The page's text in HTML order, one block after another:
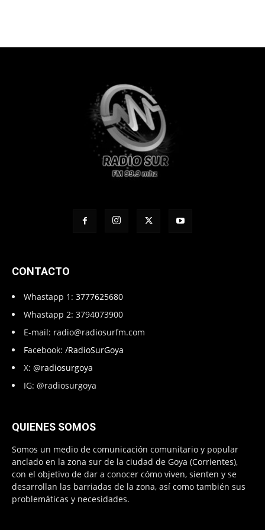
CONTACTO
Whastapp 1: 3777625680
Whastapp 2: 3794073900
E-mail: radio@radiosurfm.com
Facebook: /RadioSurGoya
X: @radiosurgoya
IG: @radiosurgoya
QUIENES SOMOS
Somos un medio de comunicación comunitario y popular
anclado en la zona sur de la ciudad de Goya (Corrientes),
con el objetivo de dar a conocer cómo viven, sienten y se
desarrollan las barriadas de la zona, así como también sus
problemáticas y necesidades.